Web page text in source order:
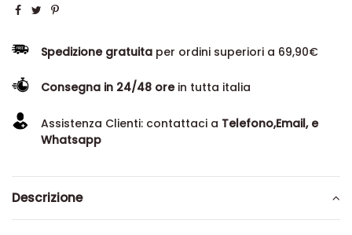
Spedizione gratuita per ordini superiori a 69,90€
Consegna in 24/48 orein tutta italia
Assistenza Clienti: contattaci a Telefono,Email, e
Whatsapp
Descrizione